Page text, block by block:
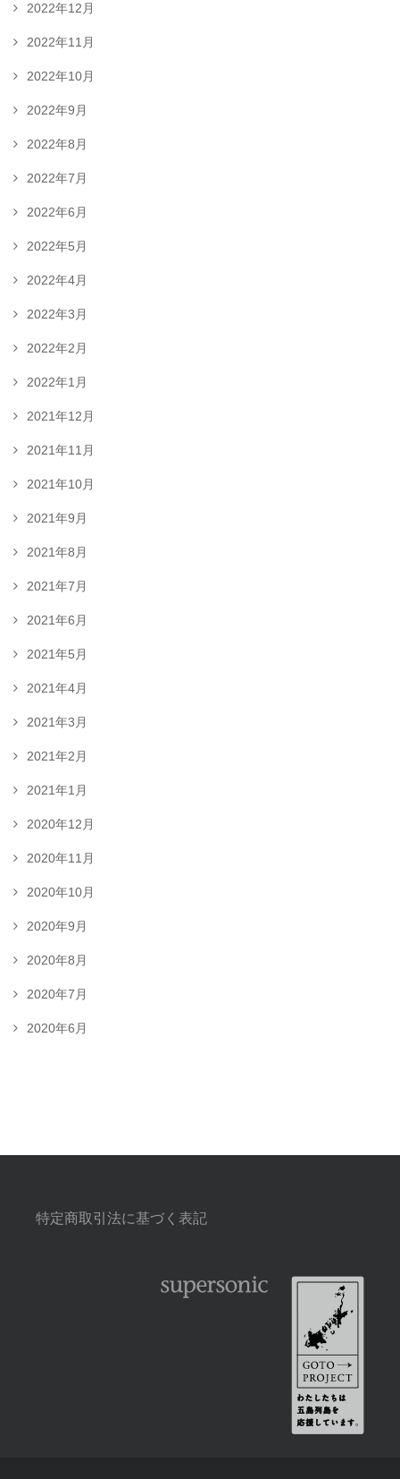
2022年12月
2022年11月
2022年10月
2022年9月
2022年8月
2022年7月
2022年6月
2022年5月
2022年4月
2022年3月
2022年2月
2022年1月
2021年12月
2021年11月
2021年10月
2021年9月
2021年8月
2021年7月
2021年6月
2021年5月
2021年4月
2021年3月
2021年2月
2021年1月
2020年12月
2020年11月
2020年10月
2020年9月
2020年8月
2020年7月
2020年6月
特定商取引法に基づく表記